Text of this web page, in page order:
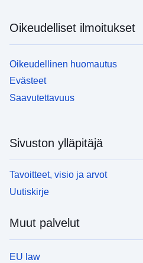
Oikeudelliset ilmoitukset
Oikeudellinen huomautus
Evästeet
Saavutettavuus
Sivuston ylläpitäjä
Tavoitteet, visio ja arvot
Uutiskirje
Muut palvelut
EU law